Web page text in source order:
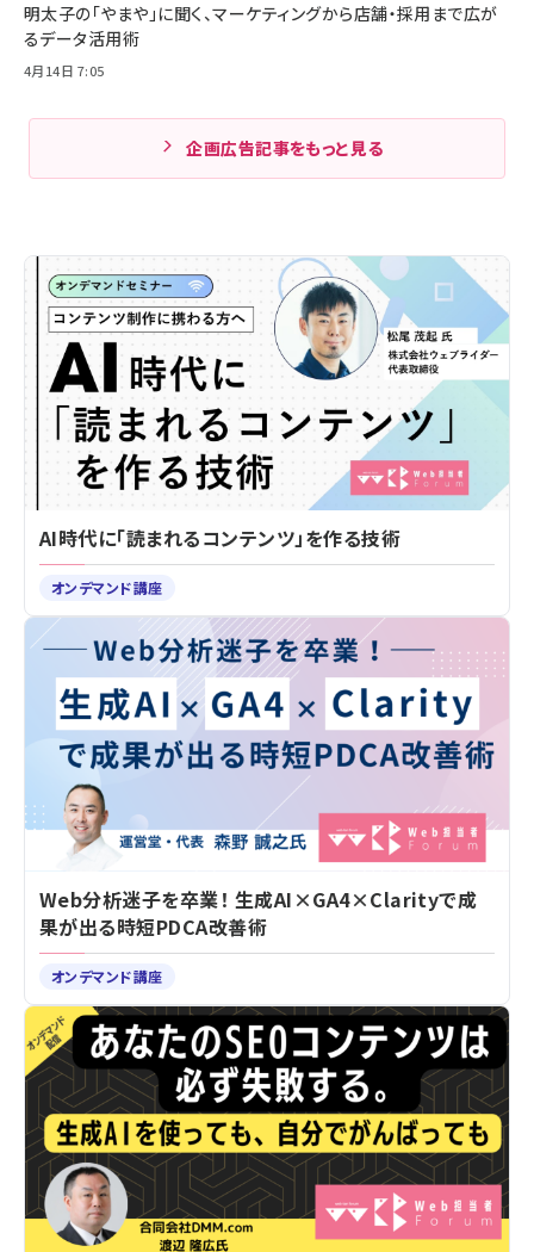
明太子の「やまや」に聞く、マーケティングから店舗・採用まで広が
るデータ活用術
4月14日 7:05
企画広告記事をもっと見る
AI時代に「読まれるコンテンツ」を作る技術
オンデマンド講座
Web分析迷子を卒業！ 生成AI×GA4×Clarityで成
果が出る時短PDCA改善術
オンデマンド講座